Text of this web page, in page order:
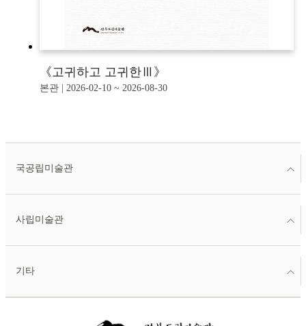
《고귀하고 고귀한Ⅲ》
본관 | 2026-02-10 ~ 2026-08-30
국공립미술관
사립미술관
기타